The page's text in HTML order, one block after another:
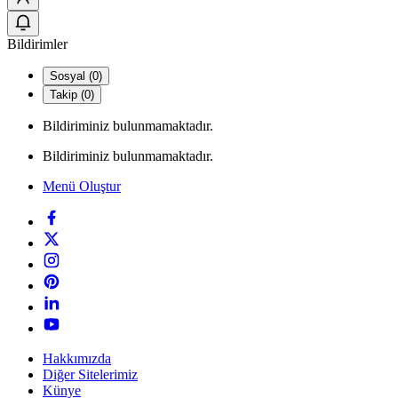
Bildirimler
Sosyal (0)
Takip (0)
Bildiriminiz bulunmamaktadır.
Bildiriminiz bulunmamaktadır.
Menü Oluştur
Hakkımızda
Diğer Sitelerimiz
Künye